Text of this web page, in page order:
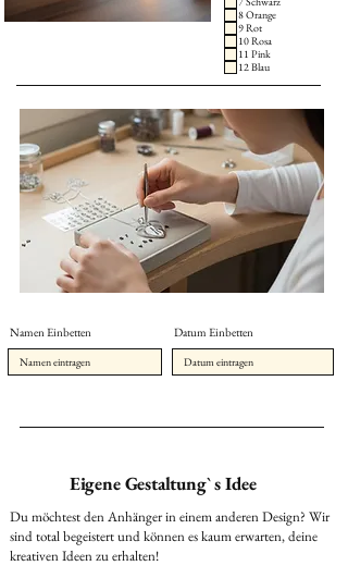
8 Orange
9 Rot
10 Rosa
11 Pink
12 Blau
Namen Einbetten Datum Einbetten
Eigene Gestaltung` s Idee
Du möchtest den Anhänger in einem anderen Design? Wir
sind total begeistert und können es kaum erwarten, deine
kreativen Ideen zu erhalten!